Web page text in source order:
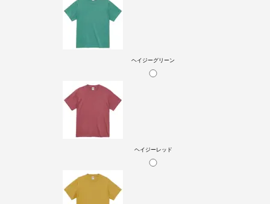
ヘイジーグリーン
ヘイジーレッド